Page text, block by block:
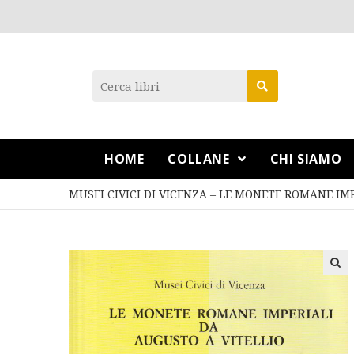
HOME COLLANE CHI SIAMO
MUSEI CIVICI DI VICENZA – LE MONETE ROMANE